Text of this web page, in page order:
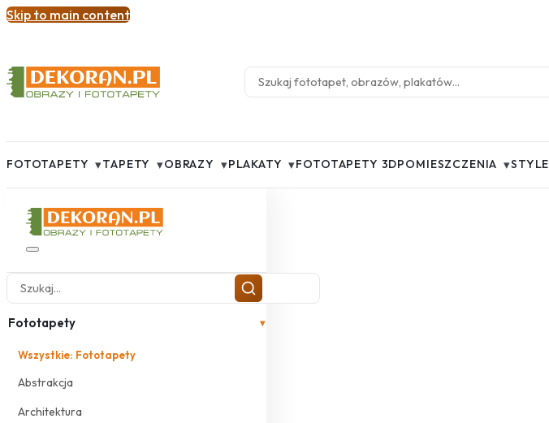
Skip to main content
FOTOTAPETY ▾TAPETY ▾OBRAZY ▾PLAKATY ▾FOTOTAPETY 3DPOMIESZCZENIA ▾STYLE
Fototapety ▾
Wszystkie: Fototapety
Abstrakcja
Architektura